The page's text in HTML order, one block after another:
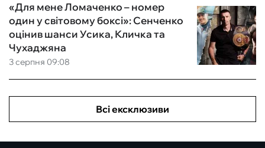
3 серпня 09:08
«Для мене Ломаченко – номер
один у світовому боксі»: Сенченко
оцінив шанси Усика, Кличка та
Чухаджяна
Всі ексклюзиви